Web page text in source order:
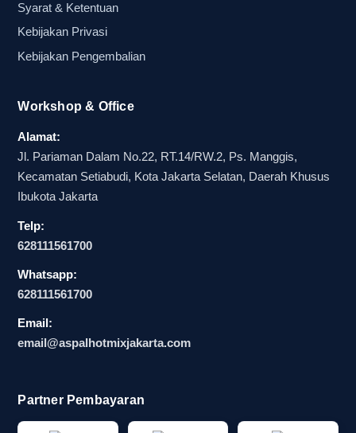
Syarat & Ketentuan
Kebijakan Privasi
Kebijakan Pengembalian
Workshop & Office
Alamat:
Jl. Pariaman Dalam No.22, RT.14/RW.2, Ps. Manggis,
Kecamatan Setiabudi, Kota Jakarta Selatan, Daerah Khusus
Ibukota Jakarta
Telp:
628111561700
Whatsapp:
628111561700
Email:
email@aspalhotmixjakarta.com
Partner Pembayaran